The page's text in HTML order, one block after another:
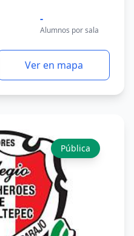
-
Alumnos por sala
Ver en mapa
Pública